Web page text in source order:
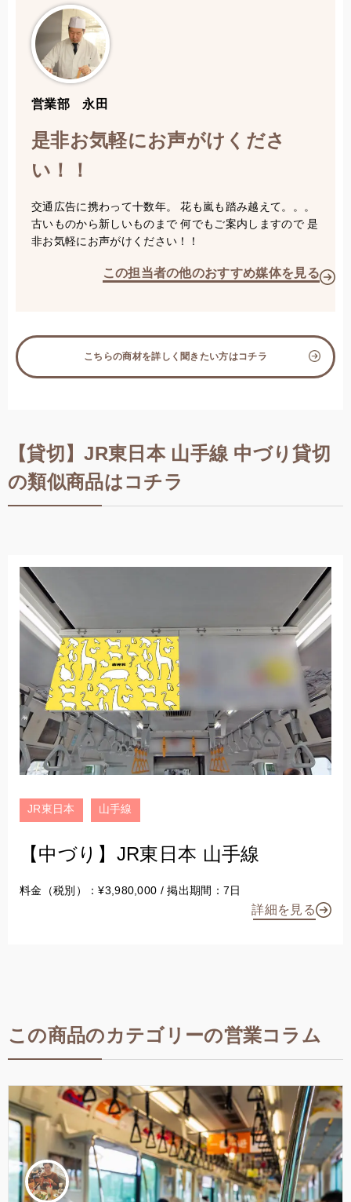
営業部 永田
是非お気軽にお声がけくださ
い！！
交通広告に携わって十数年。 花も嵐も踏み越えて。。。
古いものから新しいものまで 何でもご案内しますので 是
非お気軽にお声がけください！！
この担当者の他のおすすめ媒体を見る
こちらの商材を詳しく聞きたい方はコチラ
【貸切】JR東日本 山手線 中づり貸切
の類似商品はコチラ
JR東日本 山手線
【中づり】JR東日本 山手線
料金（税別）：¥3,980,000 / 掲出期間：7日
詳細を見る
この商品のカテゴリーの営業コラム